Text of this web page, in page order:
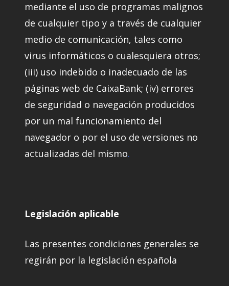
mediante el uso de programas malignos
de cualquier tipo y a través de cualquier
medio de comunicación, tales como
virus informáticos o cualesquiera otros;
(iii) uso indebido o inadecuado de las
páginas web de CaixaBank; (iv) errores
de seguridad o navegación producidos
por un mal funcionamiento del
navegador o por el uso de versiones no
actualizadas del mismo.
Legislación aplicable
Las presentes condiciones generales se
regirán por la legislación española